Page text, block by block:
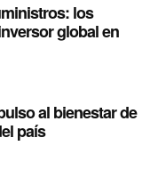
los
global en
al bienestar de
país